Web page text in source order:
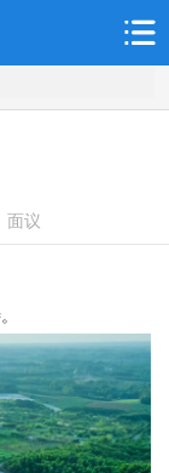
面议